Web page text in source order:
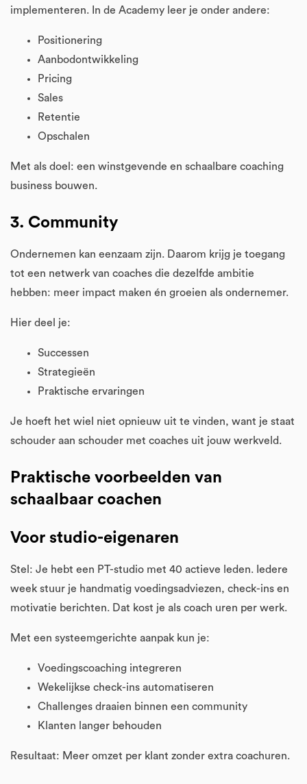
implementeren. In de Academy leer je onder andere:
Positionering
Aanbodontwikkeling
Pricing
Sales
Retentie
Opschalen
Met als doel: een winstgevende en schaalbare coaching
business bouwen.
3. Community
Ondernemen kan eenzaam zijn. Daarom krijg je toegang
tot een netwerk van coaches die dezelfde ambitie
hebben: meer impact maken én groeien als ondernemer.
Hier deel je:
Successen
Strategieën
Praktische ervaringen
Je hoeft het wiel niet opnieuw uit te vinden, want je staat
schouder aan schouder met coaches uit jouw werkveld.
Praktische voorbeelden van
schaalbaar coachen
Voor studio-eigenaren
Stel: Je hebt een PT-studio met 40 actieve leden. Iedere
week stuur je handmatig voedingsadviezen, check-ins en
motivatie berichten. Dat kost je als coach uren per werk.
Met een systeemgerichte aanpak kun je:
Voedingscoaching integreren
Wekelijkse check-ins automatiseren
Challenges draaien binnen een community
Klanten langer behouden
Resultaat: Meer omzet per klant zonder extra coachuren.